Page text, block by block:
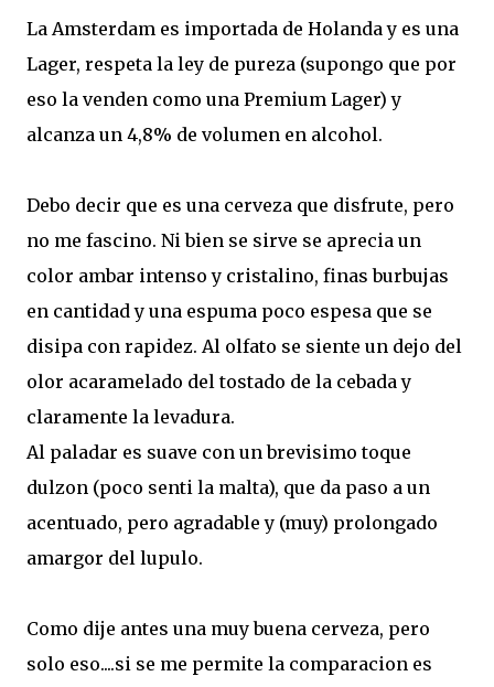
La Amsterdam es importada de Holanda y es una
Lager, respeta la ley de pureza (supongo que por
eso la venden como una Premium Lager) y
alcanza un 4,8% de volumen en alcohol.
Debo decir que es una cerveza que disfrute, pero
no me fascino. Ni bien se sirve se aprecia un
color ambar intenso y cristalino, finas burbujas
en cantidad y una espuma poco espesa que se
disipa con rapidez. Al olfato se siente un dejo del
olor acaramelado del tostado de la cebada y
claramente la levadura.
Al paladar es suave con un brevisimo toque
dulzon (poco senti la malta), que da paso a un
acentuado, pero agradable y (muy) prolongado
amargor del lupulo.
Como dije antes una muy buena cerveza, pero
solo eso....si se me permite la comparacion es